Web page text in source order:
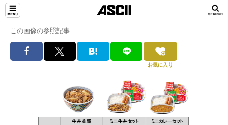
この画像の参照記事
お気に入り